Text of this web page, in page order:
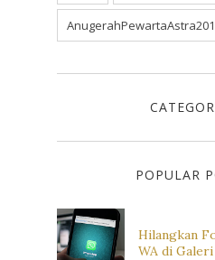
POPULAR
Hilangkan
WA di Galeri